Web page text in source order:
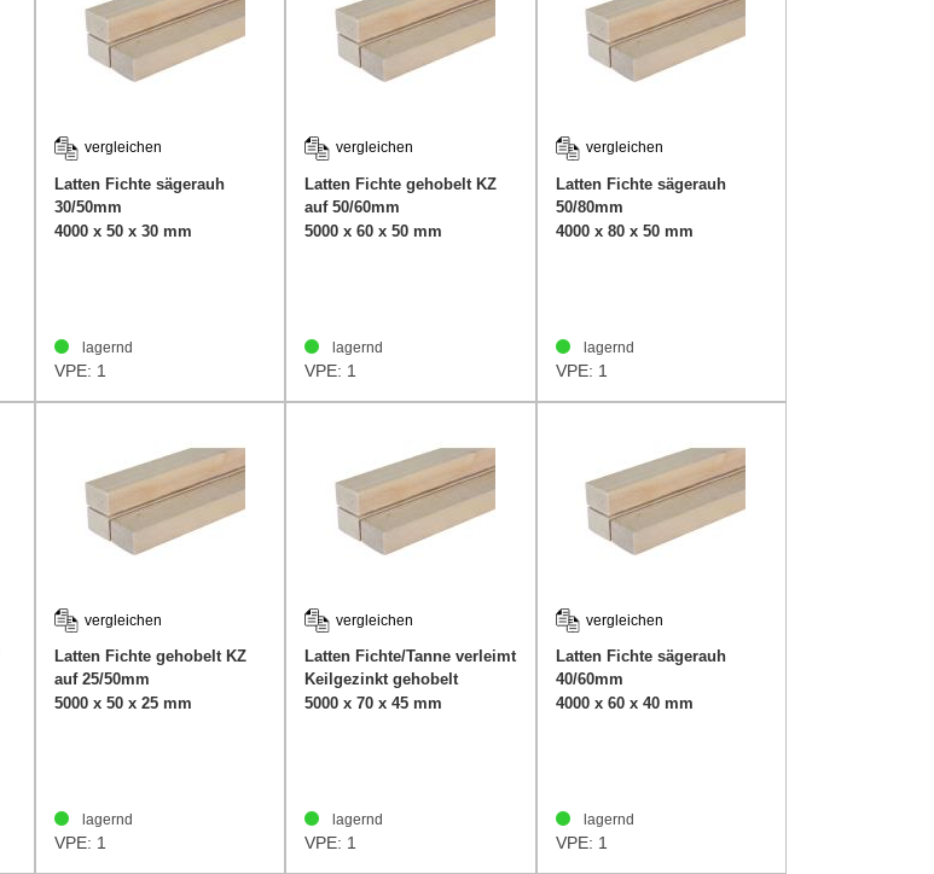
vergleichen
Latten Fichte sägerauh
30/50mm
4000 x 50 x 30 mm
lagernd
VPE: 1
vergleichen
Latten Fichte gehobelt KZ
auf 50/60mm
5000 x 60 x 50 mm
lagernd
VPE: 1
vergleichen
Latten Fichte sägerauh
50/80mm
4000 x 80 x 50 mm
lagernd
VPE: 1
vergleichen
Latten Fichte gehobelt KZ
auf 25/50mm
5000 x 50 x 25 mm
lagernd
VPE: 1
vergleichen
Latten Fichte/Tanne verleimt
Keilgezinkt gehobelt
45/70mm
5000 x 70 x 45 mm
lagernd
VPE: 1
vergleichen
Latten Fichte sägerauh
40/60mm
4000 x 60 x 40 mm
lagernd
VPE: 1